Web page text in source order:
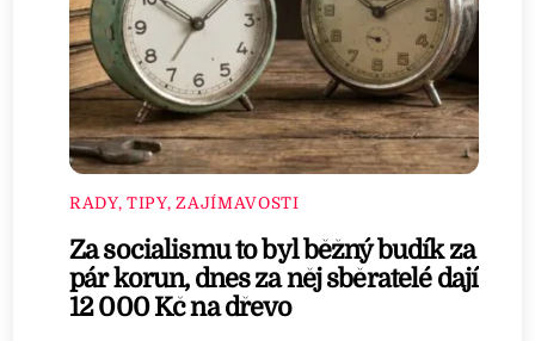
RADY, TIPY, ZAJÍMAVOSTI
Za socialismu to byl běžný budík za
pár korun, dnes za něj sběratelé dají
12 000 Kč na dřevo